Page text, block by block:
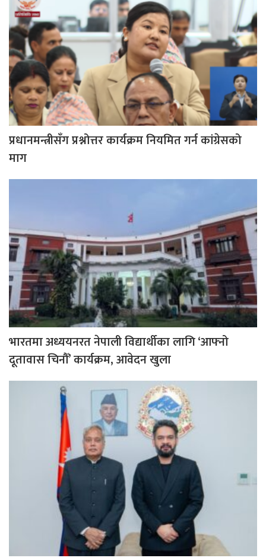
प्रधानमन्त्रीसँग प्रश्नोत्तर कार्यक्रम नियमित गर्न कांग्रेसको
माग
भारतमा अध्ययनरत नेपाली विद्यार्थीका लागि ‘आफ्नो
दूतावास चिनौँ’ कार्यक्रम, आवेदन खुला